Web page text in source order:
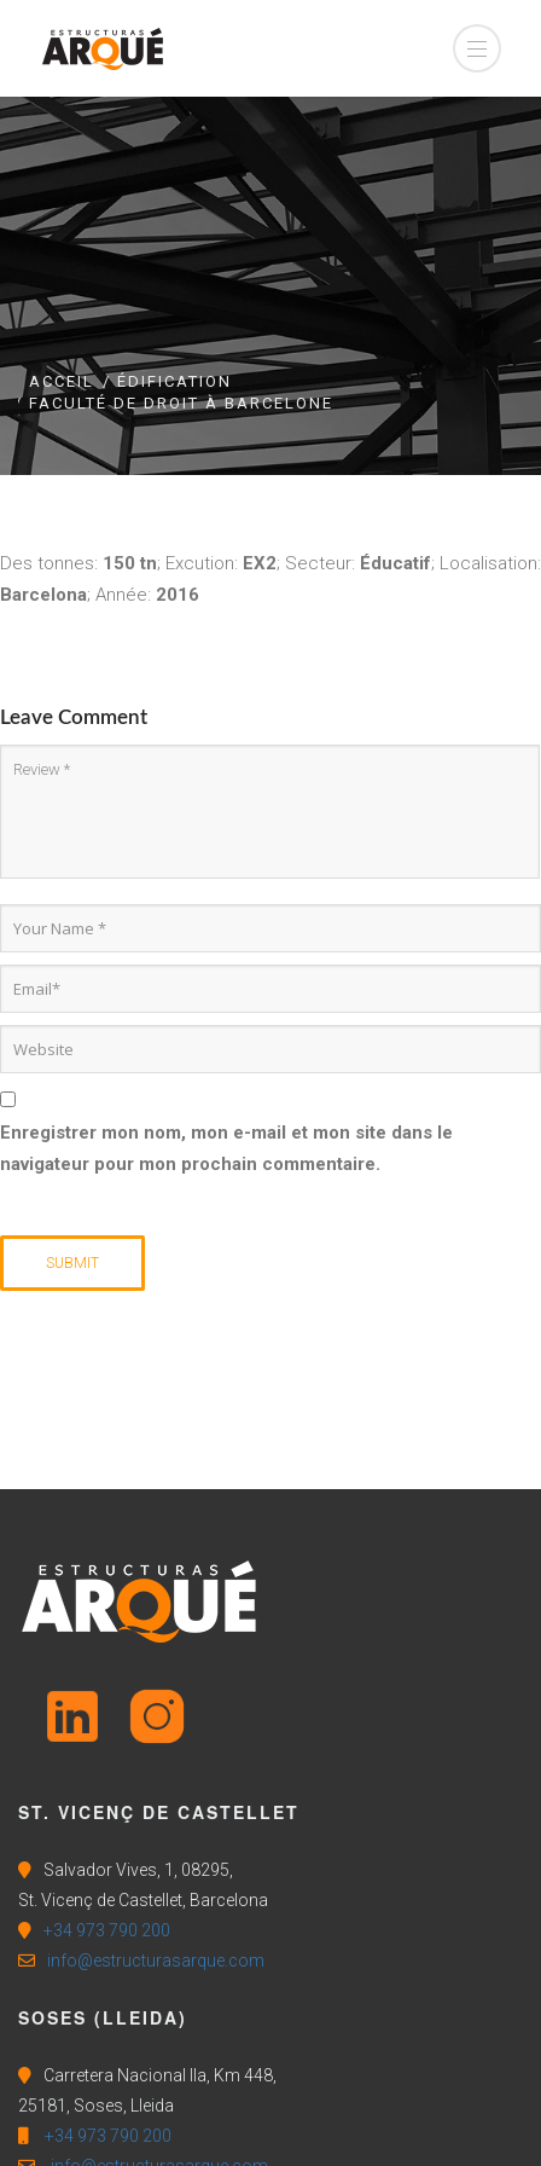
ACCEIL
ÉDIFICATION
FACULTÉ DE DROIT À BARCELONE
Des tonnes: 150 tn; Excution: EX2; Secteur: Éducatif; Localisation:
Barcelona; Année: 2016
Leave Comment
Enregistrer mon nom, mon e-mail et mon site dans le
navigateur pour mon prochain commentaire.
ST. VICENÇ DE CASTELLET
Salvador Vives, 1, 08295,
St. Vicenç de Castellet, Barcelona
+34 973 790 200
info@estructurasarque.com
SOSES (LLEIDA)
Carretera Nacional IIa, Km 448,
25181, Soses, Lleida
+34 973 790 200